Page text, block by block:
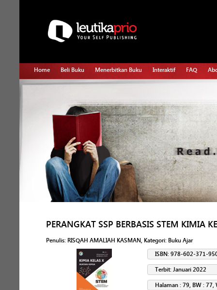
Home Beli Buku Menerbitkan Buku Interaktif FAQ
PERANGKAT SSP BERBASIS STEM KIMIA
Penulis: RISQAH AMALIAH KASMAN, Kategori: Buku Ajar
ISBN: 978-602-371-
Terbit: Januari 2022
Halaman : 79, BW : 77,